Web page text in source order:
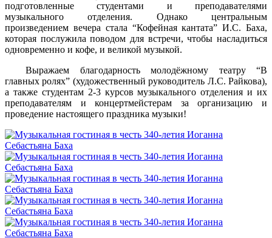
подготовленные студентами и преподавателями
музыкального отделения. Однако центральным
произведением вечера стала “Кофейная кантата” И.С. Баха,
которая послужила поводом для встречи, чтобы насладиться
одновременно и кофе, и великой музыкой.
Выражаем благодарность молодёжному театру “В
главных ролях” (художественный руководитель Л.С. Райкова),
а также студентам 2-3 курсов музыкального отделения и их
преподавателям и концертмейстерам за организацию и
проведение настоящего праздника музыки!